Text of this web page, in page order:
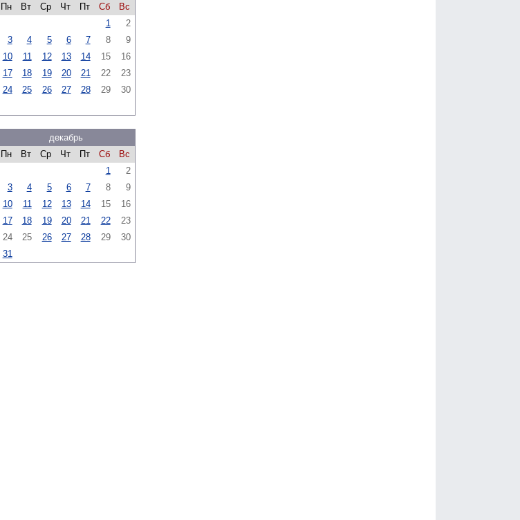
Пн
Вт Ср Чт Пт Сб
Вс
1
2
3
4 5 6 7 8
9
10
11 12 13 14 15
16
17
18 19 20 21 22
23
24
25 26 27 28 29 30
декабрь
Пн
Вт Ср Чт Пт Сб
Вс
1
2
3
4 5 6 7 8
9
10
11 12 13 14 15
16
17
18 19 20 21 22
23
24
25 26 27 28 29
30
31